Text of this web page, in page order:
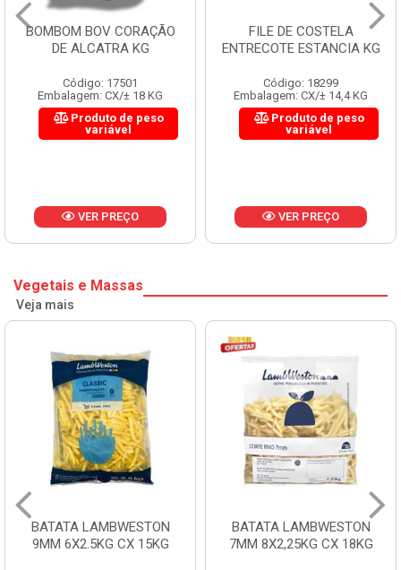
BOMBOM BOV CORAÇÃO
DE ALCATRA KG
Código: 17501
Embalagem: CX/± 18 KG
Produto de peso
variável
VER PREÇO
FILE DE COSTELA
ENTRECOTE ESTANCIA KG
Código: 18299
Embalagem: CX/± 14,4 KG
Produto de peso
variável
VER PREÇO
Vegetais e Massas
Veja mais
BATATA LAMBWESTON
9MM 6X2.5KG CX 15KG
BATATA LAMBWESTON
7MM 8X2,25KG CX 18KG